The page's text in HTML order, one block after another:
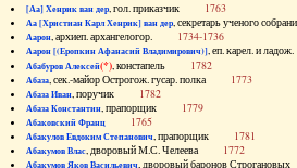
[Аа] Хенрик ван дер, гол. приказчик 1763
Аа [Христиан Карл Хенрик] ван дер, секретарь ученого
Аарон, архиеп. архангелогор. 1734-1736
Аарон [(Еропкин Афанасий Владимирович)], еп. карел. и
Абабуров Алексей(*), констапель 1782
Абаза, сек.-майор Острогож. гусар. полка 1773
Абаза Иван, поручик 1782
Абаза Константин, прапорщик 1779
Абаковский Франц 1765
Абакулов Евдоким Степанович, прапорщик 1781
Абакумов Влас, дворовый М.С. Челеева 1772
Абакумов Яков Васильевич, дворовый баронов